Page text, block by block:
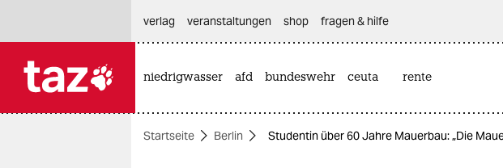
themen
verlag
veranstaltungen shop fragen & hilfe
niedrigwasser afd bundeswehr ceuta rente
Startseite Berlin Studentin über 60 Jahre Mauerbau: „Die